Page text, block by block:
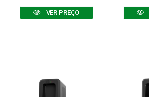
VER PREÇO